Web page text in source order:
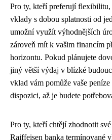
Pro ty, kteří preferují
vklady s dobou splatnosti od
umožní využít výhodnějších
zároveň mít k vašim financím
horizontu. Pokud plánujete
jiný větší výdaj v blízké
vklad vám pomůže vaše
dispozici, až je budete
Pro ty, kteří chtějí zhodnotit
Raiffeisen banka termínované